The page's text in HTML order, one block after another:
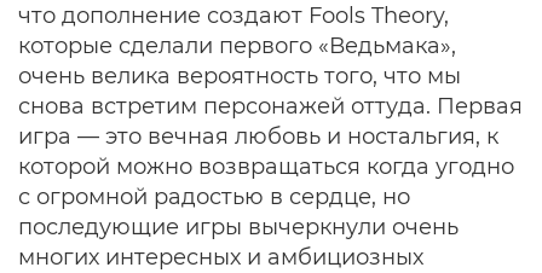
что дополнение создают Fools Theory,
которые сделали первого «Ведьмака»,
очень велика вероятность того, что мы
снова встретим персонажей оттуда. Первая
игра — это вечная любовь и ностальгия, к
которой можно возвращаться когда угодно
с огромной радостью в сердце, но
последующие игры вычеркнули очень
многих интересных и амбициозных